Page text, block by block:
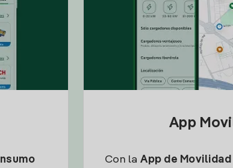
App
Con la App de